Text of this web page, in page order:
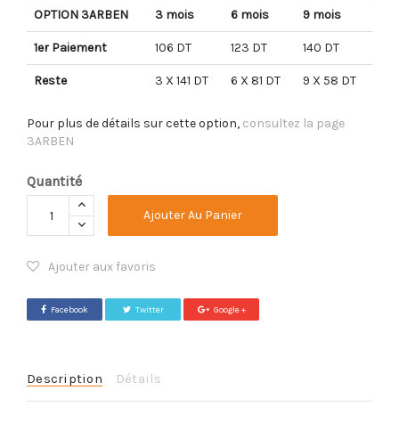
OPTION 3ARBEN
3 mois 6 mois 9 mois
1er Paiement 106 DT 123 DT 140 DT
Reste 3 X 141 DT 6 X 81 DT 9 X 58 DT
Pour plus de détails sur cette option, consultez la page
3ARBEN
Quantité
Ajouter Au Panier
Ajouter aux favoris
Facebook Twitter Google +
Description Détails